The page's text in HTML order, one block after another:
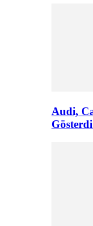
Audi,